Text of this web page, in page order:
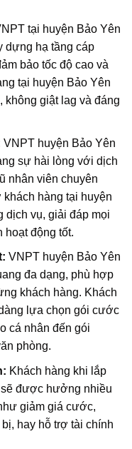
tại huyện Bảo Yên
dựng hạ tầng cáp
bảo tốc độ cao và
tại huyện Bảo Yên
không giật lag và đáng
VNPT huyện Bảo Yên
sự hài lòng với dịch
nhân viên chuyên
hàng tại huyện
dịch vụ, giải đáp mọi
hoạt động tốt.
VNPT huyện Bảo Yên
đa dạng, phù hợp
khách hàng. Khách
lựa chọn gói cước
cá nhân đến gói
phòng.
Khách hàng khi lắp
được hưởng nhiều
giảm giá cước,
hay hỗ trợ tài chính